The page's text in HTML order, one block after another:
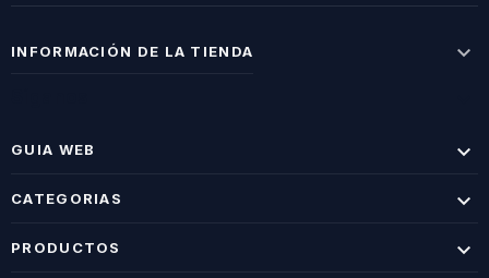
INFORMACIÓN DE LA TIENDA 
GUIA WEB 
CATEGORIAS 
PRODUCTOS 